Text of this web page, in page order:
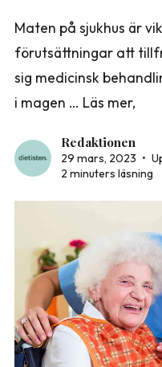
Maten på sjukhus är
förutsättningar att
sig medicinsk
i magen … Läs mer,
Redaktionen
29 mars, 2023 •
2 minuters läsning